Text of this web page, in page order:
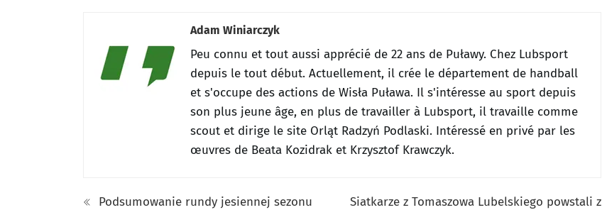
Adam Winiarczyk
Peu connu et tout aussi apprécié de 22 ans de Puławy. Chez Lubsport
depuis le tout début. Actuellement, il crée le département de handball
et s'occupe des actions de Wisła Puława. Il s'intéresse au sport depuis
son plus jeune âge, en plus de travailler à Lubsport, il travaille comme
scout et dirige le site Orląt Radzyń Podlaski. Intéressé en privé par les
œuvres de Beata Kozidrak et Krzysztof Krawczyk.
Podsumowanie rundy jesiennej sezonu
Siatkarze z Tomaszowa Lubelskiego powstali z